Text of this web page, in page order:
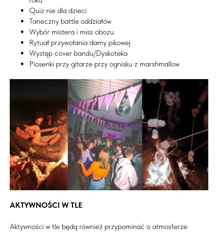
Quiz nie dla dzieci
Taneczny battle oddziałów
Wybór mistera i miss obozu
Rytuał przywołania damy pikowej
Występ cover bandu/Dyskoteka
Piosenki przy gitarze przy ognisku z marshmallow
AKTYWNOŚCI W TLE
Aktywności w tle będą również przypominać o atmosferze